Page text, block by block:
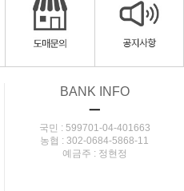
BANK INFO
ㅡ
국민 : 599701-04-401663
농협 : 302-0684-5868-11
예금주 : 정현정